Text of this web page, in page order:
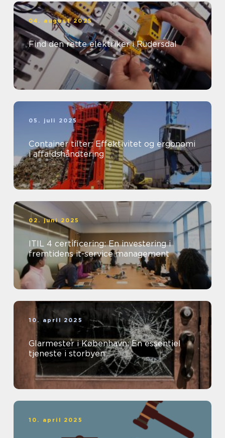
04. august 2025
Find den rette elektriker i Rudersdal
05. juli 2025
Container tilter: Effektivitet og ergonomi
i affaldshåndtering
02. juni 2025
ITIL 4 certificering: En investering i
fremtidens it-service management
10. april 2025
Glarmester i København: En essentiel
tjeneste i storbyen
10. april 2025